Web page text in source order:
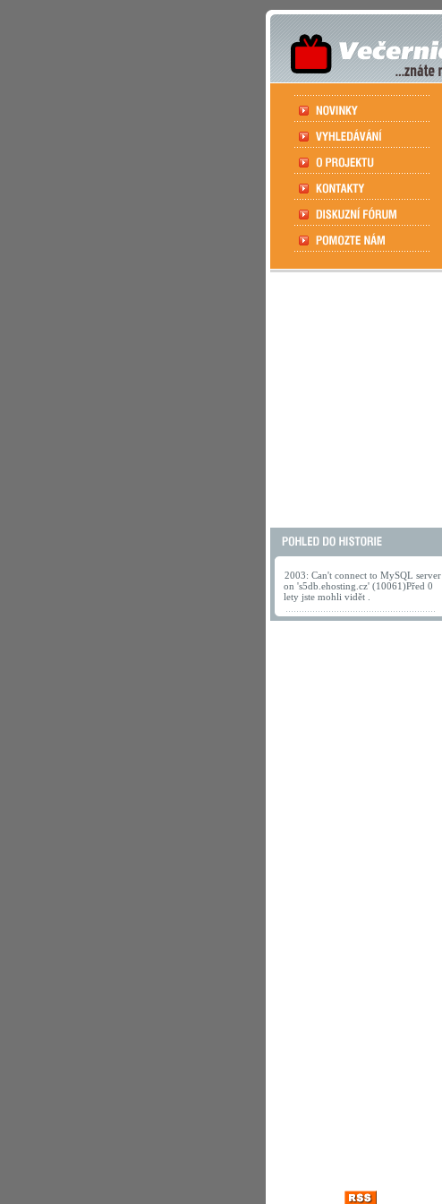
2003: Can't connect to MySQL server
on 's5db.ehosting.cz' (10061)Před 0
lety jste mohli vidět .